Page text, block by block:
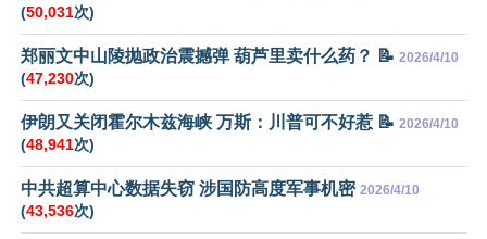
(50,031次)
郑丽文中山陵抛政治震撼弹 葫芦里卖什么药？ 📝 2026/4/10
(47,230次)
伊朗又关闭霍尔木兹海峡 万斯：川普可不好惹 📝 2026/4/10
(48,941次)
中共超算中心数据失窃 涉国防高度军事机密 2026/4/10
(43,536次)